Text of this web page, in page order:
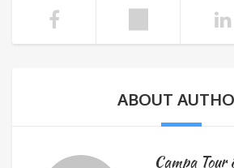
ABOUT
Campa Tour